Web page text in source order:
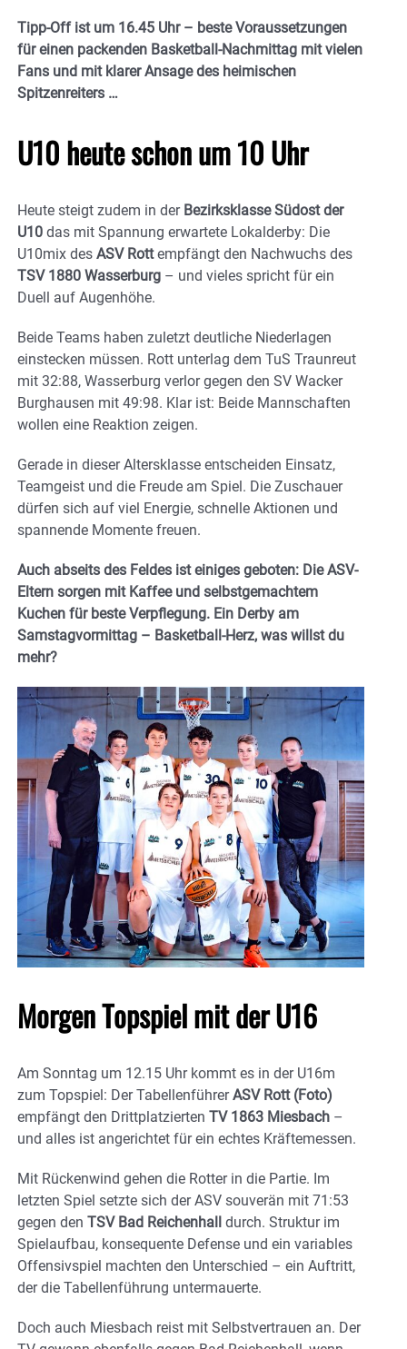
Tipp-Off ist um 16.45 Uhr – beste Voraussetzungen
für einen packenden Basketball-Nachmittag mit vielen
Fans und mit klarer Ansage des heimischen
Spitzenreiters …
U10 heute schon um 10 Uhr
Heute steigt zudem in derBezirksklasse Südost der
U10 das mit Spannung erwartete Lokalderby: Die
U10mix des ASV Rottempfängt den Nachwuchs des
TSV 1880 Wasserburg – und vieles spricht für ein
Duell auf Augenhöhe.
Beide Teams haben zuletzt deutliche Niederlagen
einstecken müssen. Rott unterlag dem TuS Traunreut
mit 32:88, Wasserburg verlor gegen den SV Wacker
Burghausen mit 49:98. Klar ist: Beide Mannschaften
wollen eine Reaktion zeigen.
Gerade in dieser Altersklasse entscheiden Einsatz,
Teamgeist und die Freude am Spiel. Die Zuschauer
dürfen sich auf viel Energie, schnelle Aktionen und
spannende Momente freuen.
Auch abseits des Feldes ist einiges geboten: Die ASV-
Eltern sorgen mit Kaffee und selbstgemachtem
Kuchen für beste Verpflegung. Ein Derby am
Samstagvormittag – Basketball-Herz, was willst du
mehr?
Morgen Topspiel mit der U16
Am Sonntag um 12.15 Uhr kommt es in der U16m
zum Topspiel: Der TabellenführerASV Rott (Foto)
empfängt den Drittplatzierten TV 1863 Miesbach –
und alles ist angerichtet für ein echtes Kräftemessen.
Mit Rückenwind gehen die Rotter in die Partie. Im
letzten Spiel setzte sich der ASV souverän mit 71:53
gegen den TSV Bad Reichenhall durch. Struktur im
Spielaufbau, konsequente Defense und ein variables
Offensivspiel machten den Unterschied – ein Auftritt,
der die Tabellenführung untermauerte.
Doch auch Miesbach reist mit Selbstvertrauen an. Der